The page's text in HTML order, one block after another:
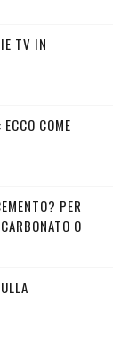
TV IN
COME
PER
O